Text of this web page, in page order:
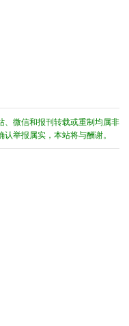
、微信和报刊转载或重制均属非
举报属实，本站将与酬谢。